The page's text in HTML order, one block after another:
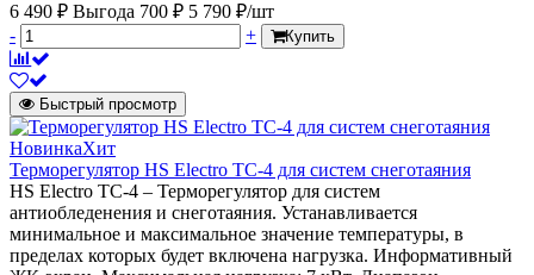
6 490 ₽ Выгода 700 ₽ 5 790 ₽/шт
-
+ Купить
Быстрый просмотр
НовинкаХит
Терморегулятор HS Electro ТС-4 для систем снеготаяния
HS Electro ТС-4 – Терморегулятор для систем
антиобледенения и снеготаяния. Устанавливается
минимальное и максимальное значение температуры, в
пределах которых будет включена нагрузка. Информативный